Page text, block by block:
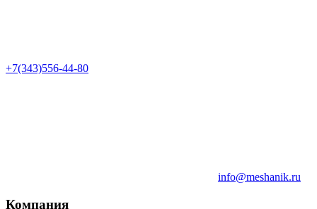
+7(343)556-44-80
info@meshanik.ru
Компания